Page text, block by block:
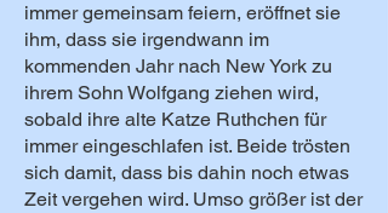
immer gemeinsam feiern, eröffnet sie
ihm, dass sie irgendwann im
kommenden Jahr nach New York zu
ihrem Sohn Wolfgang ziehen wird,
sobald ihre alte Katze Ruthchen für
immer eingeschlafen ist. Beide trösten
sich damit, dass bis dahin noch etwas
Zeit vergehen wird. Umso größer ist der